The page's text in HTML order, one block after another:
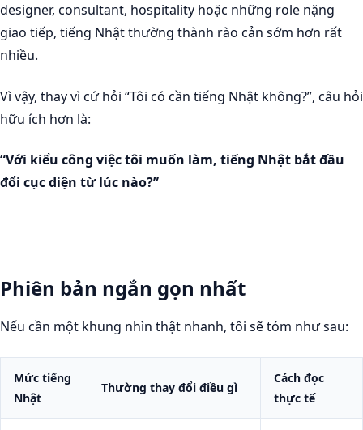
designer, consultant, hospitality hoặc những role nặng
giao tiếp, tiếng Nhật thường thành rào cản sớm hơn rất
nhiều.
Vì vậy, thay vì cứ hỏi “Tôi có cần tiếng Nhật không?”, câu hỏi
hữu ích hơn là:
“Với kiểu công việc tôi muốn làm, tiếng Nhật bắt đầu
đổi cục diện từ lúc nào?”
Phiên bản ngắn gọn nhất
Nếu cần một khung nhìn thật nhanh, tôi sẽ tóm như sau:
Mức tiếng
Nhật
Thường thay đổi điều gì
Cách đọc
thực tế